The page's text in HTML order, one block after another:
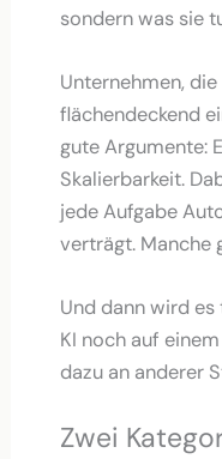
sondern was sie
Unternehmen,
flächendeckend
gute Argumente:
Skalierbarkeit.
jede Aufgabe
verträgt. Manche
Und dann wird
KI noch auf
dazu an anderer
Zwei